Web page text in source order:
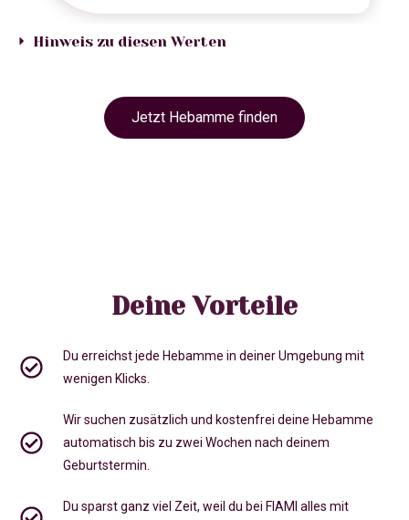
Hinweis zu diesen Werten
Jetzt Hebamme finden
Deine Vorteile
Du erreichst jede Hebamme in deiner Umgebung mit
wenigen Klicks.
Wir suchen zusätzlich und kostenfrei deine Hebamme
automatisch bis zu zwei Wochen nach deinem
Geburtstermin.
Du sparst ganz viel Zeit, weil du bei FIAMI alles mit